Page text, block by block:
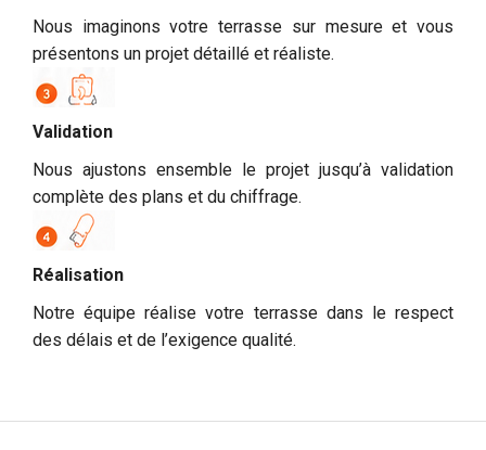
Nous imaginons votre terrasse sur mesure et vous
présentons un projet détaillé et réaliste.
Validation
Nous ajustons ensemble le projet jusqu’à validation
complète des plans et du chiffrage.
Réalisation
Notre équipe réalise votre terrasse dans le respect
des délais et de l’exigence qualité.